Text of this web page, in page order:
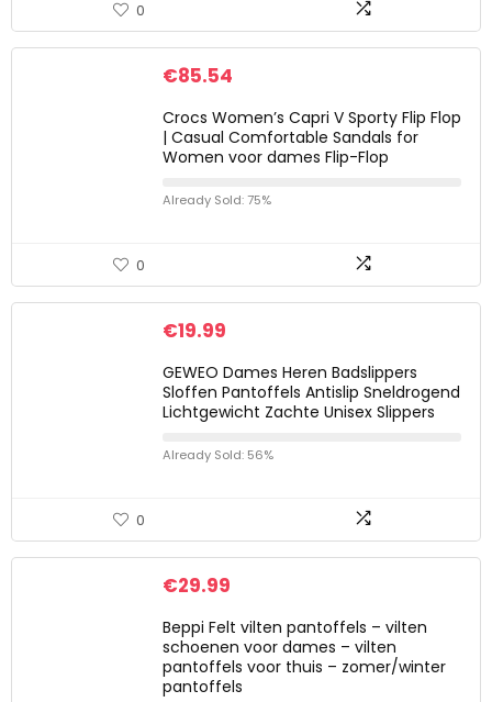
0
€85.54
Crocs Women’s Capri V Sporty Flip Flop
| Casual Comfortable Sandals for
Women voor dames Flip-Flop
Already Sold: 75%
0
€19.99
GEWEO Dames Heren Badslippers
Sloffen Pantoffels Antislip Sneldrogend
Lichtgewicht Zachte Unisex Slippers
Already Sold: 56%
0
€29.99
Beppi Felt vilten pantoffels – vilten
schoenen voor dames – vilten
pantoffels voor thuis – zomer/winter
pantoffels